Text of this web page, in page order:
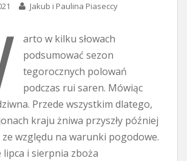
Jakub i Paulina Piaseccy
arto w kilku słowach
podsumować sezon
tegorocznych polowań
podczas rui saren. Mówiąc
Przede wszystkim dlatego,
kraju żniwa przyszły później
ze względu na warunki pogodowe.
lipca i sierpnia zboża